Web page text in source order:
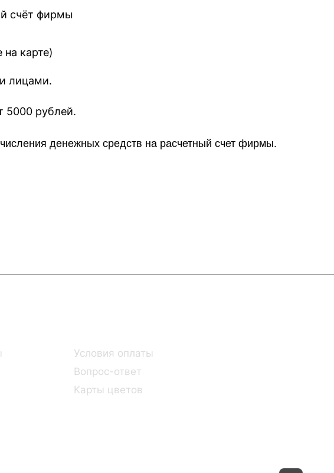
счёт фирмы
карте)
лицами.
составляет 5000 рублей.
денежных средств на расчетный счет фирмы.
Условия оплаты
Вопрос-ответ
Карты цветов